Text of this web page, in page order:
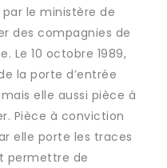
le ministère de
des compagnies de
Le 10 octobre 1989,
la porte d’entrée
elle aussi pièce à
Pièce à conviction
elle porte les traces
permettre de